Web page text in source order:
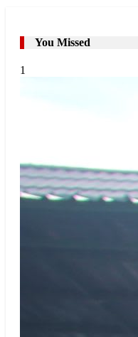
You Missed
1